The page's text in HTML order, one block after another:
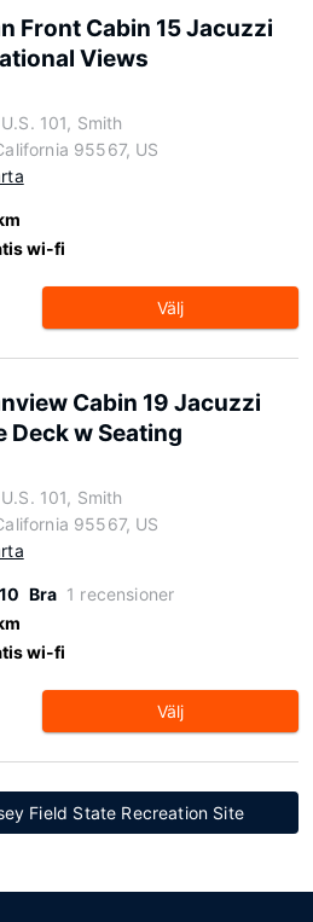
Front Cabin 15 Jacuzzi
Views
101, Smith
95567, US
wi-fi
Välj
Cabin 19 Jacuzzi
Deck w Seating
101, Smith
95567, US
Bra 1 recensioner
wi-fi
Välj
Field State Recreation Site